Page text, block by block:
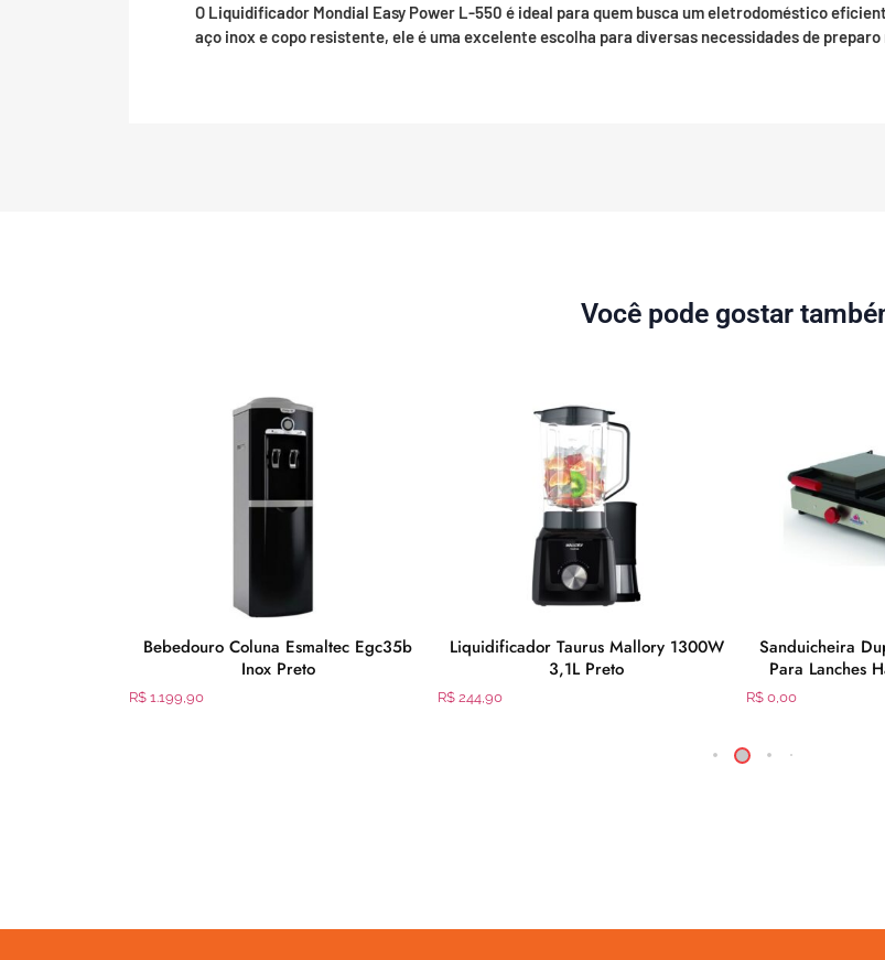
O Liquidificador Mondial Easy Power L-550 é ideal para quem busca um eletrodoméstico
aço inox e copo resistente, ele é uma excelente escolha para diversas necessidades de preparo
Você pode gostar
Bebedouro Coluna Esmaltec Egc35b
Inox Preto
R$ 1.199,90
Liquidificador Taurus Mallory 1300W
3,1L Preto
R$ 244,90
Sanduicheira
Para Lanches
R$ 0,00